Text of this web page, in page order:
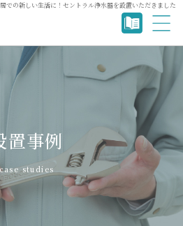
での新しい生活に！セントラル浄水器を設置いただきました
置事例
case studies